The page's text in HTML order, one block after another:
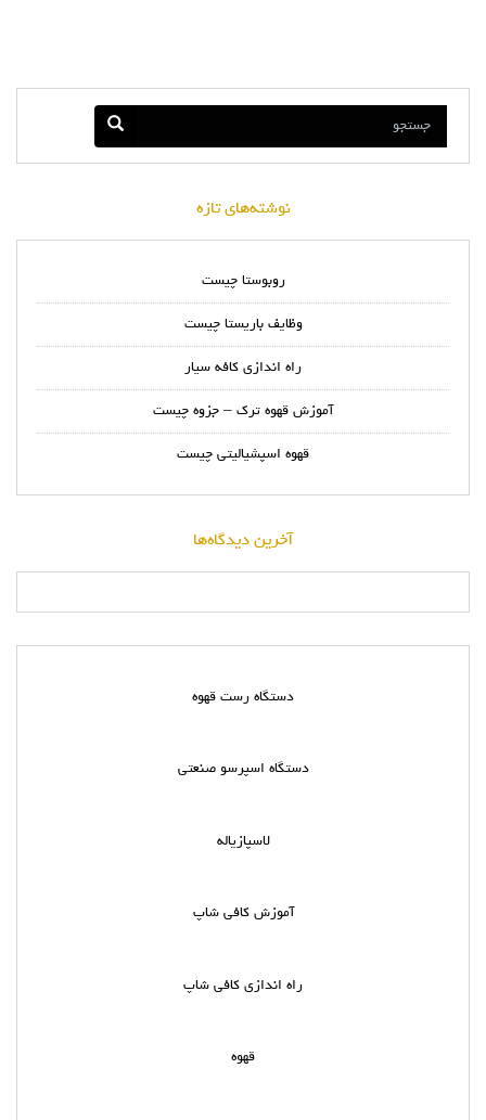
نوشته‌های تازه
روبوستا چیست
وظایف باریستا چیست
راه اندازی کافه سیار
آموزش قهوه ترک – جزوه چیست
قهوه اسپشیالیتی چیست
آخرین دیدگاه‌ها
دستگاه رست قهوه
دستگاه اسپرسو صنعتی
لاسپازیاله
آموزش کافی شاپ
راه اندازی کافی شاپ
قهوه